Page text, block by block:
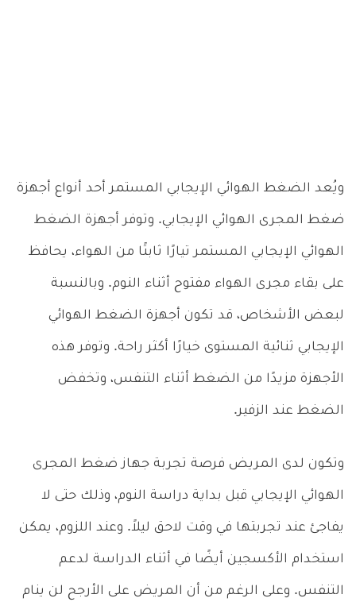
ويُعد الضغط الهوائي الإيجابي المستمر أحد أنواع أجهزة
ضغط المجرى الهوائي الإيجابي. وتوفر أجهزة الضغط
الهوائي الإيجابي المستمر تيارًا ثابتًا من الهواء، يحافظ
على بقاء مجرى الهواء مفتوح أثناء النوم. وبالنسبة
لبعض الأشخاص، قد تكون أجهزة الضغط الهوائي
الإيجابي ثنائية المستوى خيارًا أكثر راحة. وتوفر هذه
الأجهزة مزيدًا من الضغط أثناء التنفس، وتخفض
الضغط عند الزفير.
وتكون لدى المريض فرصة تجربة جهاز ضغط المجرى
الهوائي الإيجابي قبل بداية دراسة النوم، وذلك حتى لا
يفاجئ عند تجربتها في وقت لاحق ليلاً. وعند اللزوم، يمكن
استخدام الأكسجين أيضًا في أثناء الدراسة لدعم
التنفس. وعلى الرغم من أن المريض على الأرجح لن ينام